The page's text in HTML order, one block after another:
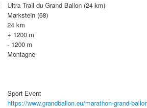
Ultra Trail du Grand Ballon (24 km)
Markstein (68)
24 km
+ 1200 m
- 1200 m
Montagne
Sport Event
https://www.grandballon.eu/marathon-grand-